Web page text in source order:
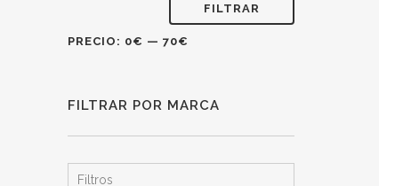
FILTRAR
PRECIO: 0€ — 70€
FILTRAR POR MARCA
Filtros